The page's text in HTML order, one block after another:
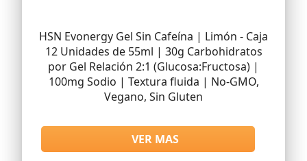
HSN Evonergy Gel Sin Cafeína | Limón - Caja
12 Unidades de 55ml | 30g Carbohidratos
por Gel Relación 2:1 (Glucosa:Fructosa) |
100mg Sodio | Textura fluida | No-GMO,
Vegano, Sin Gluten
VER MAS